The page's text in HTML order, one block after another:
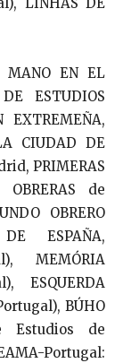
EN EL
ESTUDIOS
EXTREMEÑA,
CIUDAD DE
PRIMERAS
de
OBRERO
ESPAÑA,
MEMÓRIA
ESQUERDA
BÚHO
Estudios de
Portugal: